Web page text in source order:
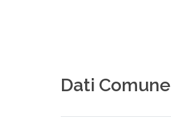
Dati Comune